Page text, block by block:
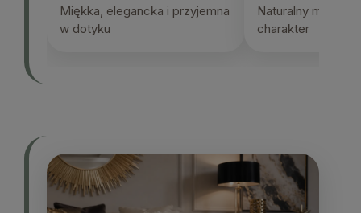
Miękka, elegancka i przyjemna
w dotyku
Naturalny
charakter